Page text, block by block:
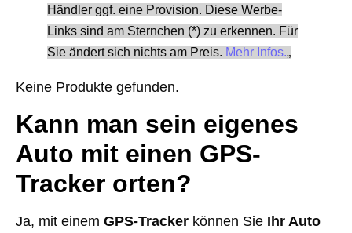
Händler ggf. eine Provision. Diese Werbe-
Links sind am Sternchen (*) zu erkennen. Für
Sie ändert sich nichts am Preis. Mehr Infos.„
Keine Produkte gefunden.
Kann man sein eigenes
Auto mit einen GPS-
Tracker orten?
Ja, mit einem GPS-Tracker können Sie Ihr Auto